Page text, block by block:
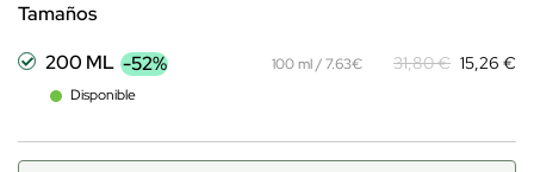
Tamaños
200 ML -52%
Disponible
100 ml / 7.63€ 31,80 € 15,26 €